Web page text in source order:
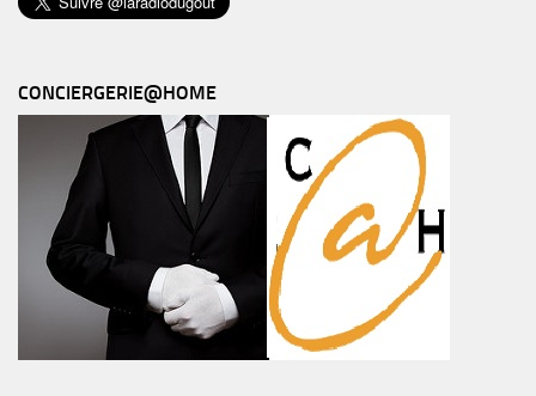
CONCIERGERIE@HOME